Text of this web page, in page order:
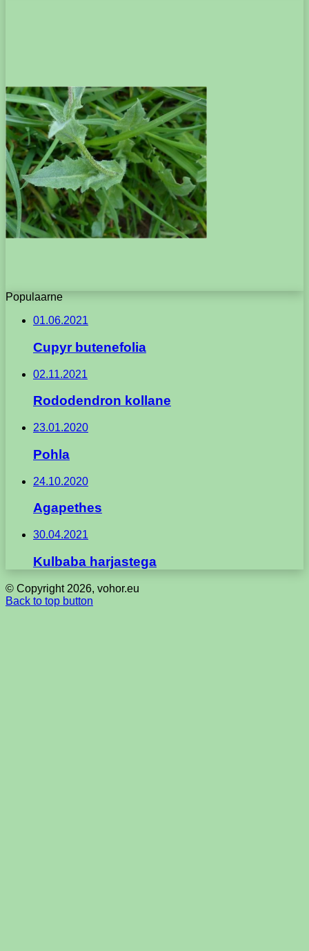
Populaarne
01.06.2021
Cupyr butenefolia
02.11.2021
Rododendron kollane
23.01.2020
Pohla
24.10.2020
Agapethes
30.04.2021
Kulbaba harjastega
© Copyright 2026, vohor.eu
Back to top button